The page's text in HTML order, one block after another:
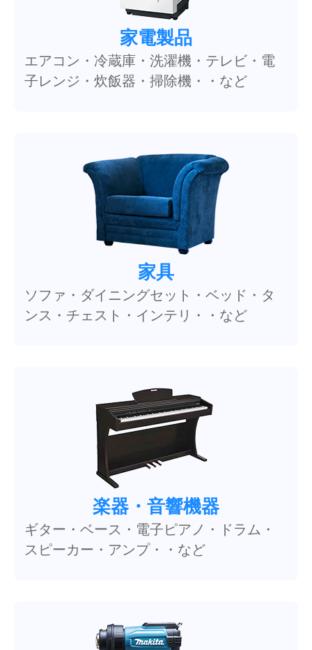
家電製品
エアコン・冷蔵庫・洗濯機・テレビ・電
子レンジ・炊飯器・掃除機・・など
家具
ソファ・ダイニングセット・ベッド・タ
ンス・チェスト・インテリ・・など
楽器・音響機器
ギター・ベース・電子ピアノ・ドラム・
スピーカー・アンプ・・など